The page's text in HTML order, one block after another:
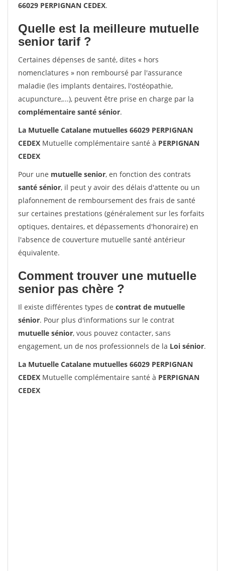
66029 PERPIGNAN CEDEX.
Quelle est la meilleure mutuelle
senior tarif ?
Certaines dépenses de santé, dites « hors
nomenclatures » non remboursé par l'assurance
maladie (les implants dentaires, l'ostéopathie,
acupuncture,...), peuvent être prise en charge par la
complémentaire santé sénior.
La Mutuelle Catalane mutuelles 66029 PERPIGNAN
CEDEX Mutuelle complémentaire santé à PERPIGNAN
CEDEX
Pour une mutuelle senior, en fonction des contrats
santé sénior, il peut y avoir des délais d'attente ou un
plafonnement de remboursement des frais de santé
sur certaines prestations (généralement sur les forfaits
optiques, dentaires, et dépassements d'honoraire) en
l'absence de couverture mutuelle santé antérieur
équivalente.
Comment trouver une mutuelle
senior pas chère ?
Il existe différentes types de contrat de mutuelle
sénior. Pour plus d'informations sur le contrat
mutuelle sénior, vous pouvez contacter, sans
engagement, un de nos professionnels de la Loi sénior.
La Mutuelle Catalane mutuelles 66029 PERPIGNAN
CEDEX Mutuelle complémentaire santé à PERPIGNAN
CEDEX